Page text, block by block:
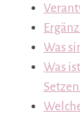
Was
Was